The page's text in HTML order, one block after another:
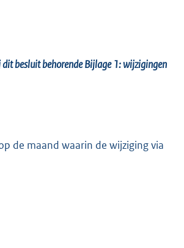
besluit behorende Bijlage 1: wijzigingen
de maand waarin de wijziging via